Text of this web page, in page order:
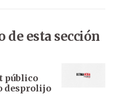
de esta sección
público
desprolijo